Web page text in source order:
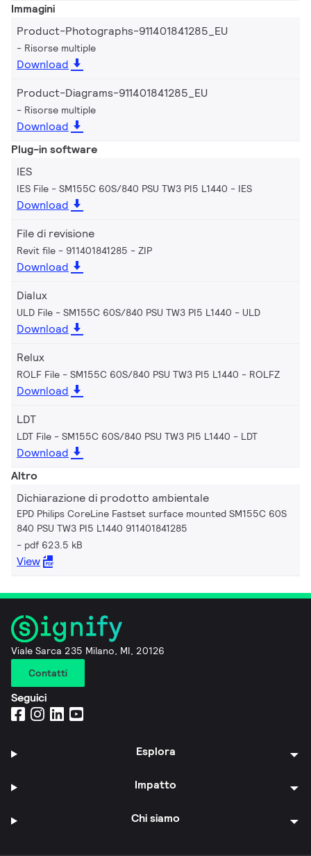
Immagini
Product-Photographs-911401841285_EU
Risorse multiple
Download
Product-Diagrams-911401841285_EU
Risorse multiple
Download
Plug-in software
IES
IES File - SM155C 60S/840 PSU TW3 PI5 L1440 IES
Download
File di revisione
Revit file - 911401841285 ZIP
Download
Dialux
ULD File - SM155C 60S/840 PSU TW3 PI5 L1440 ULD
Download
Relux
ROLF File - SM155C 60S/840 PSU TW3 PI5 L1440 ROLFZ
Download
LDT
LDT File - SM155C 60S/840 PSU TW3 PI5 L1440 LDT
Download
Altro
Dichiarazione di prodotto ambientale
EPD Philips CoreLine Fastset surface mounted SM155C 60S
840 PSU TW3 PI5 L1440 911401841285
pdf 623.5 kB
View
Viale Sarca 235 Milano, MI, 20126
Contatti
Seguici
Esplora
Impatto
Chi siamo